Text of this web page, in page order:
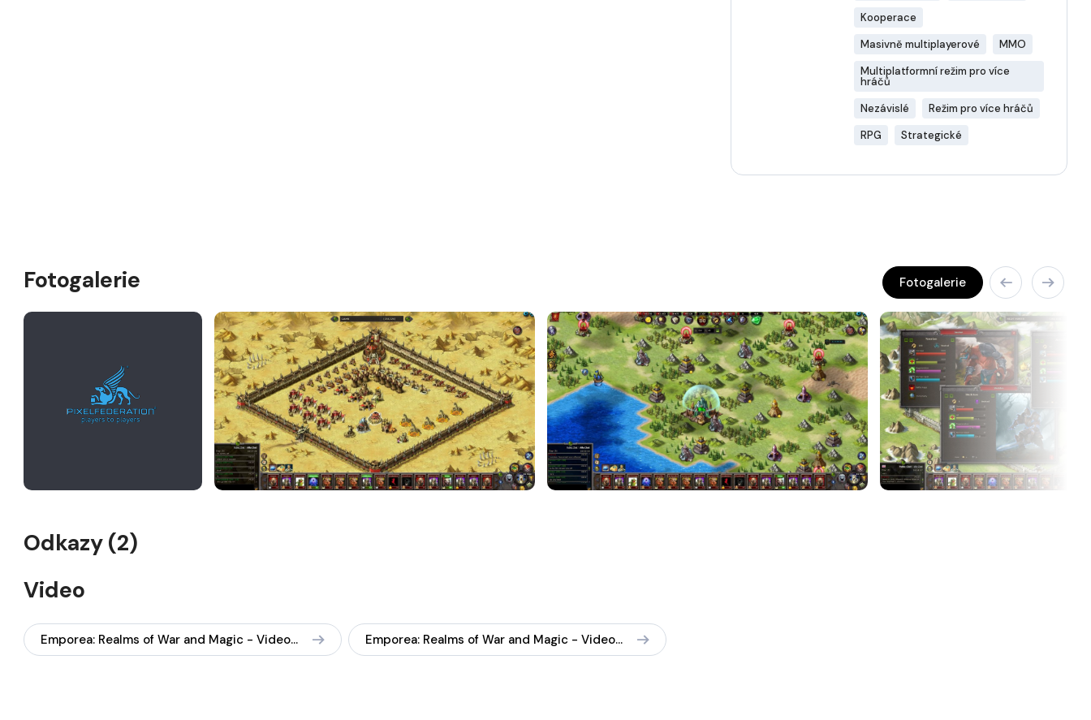
Kooperace
Masivně multiplayerové
MMO
Multiplatformní režim pro více
hráčů
Nezávislé
Režim pro více hráčů
RPG
Strategické
Fotogalerie Fotogalerie
Odkazy (2)
Video
Emporea: Realms of War and Magic - Video (MMO-RAW, EN) Emporea: Realms of War and Magic - Video (biohazardisonline, EN)